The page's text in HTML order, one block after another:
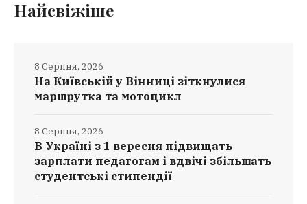
Найсвіжіше
На Київській у Вінниці зіткнулися
маршрутка та мотоцикл
8 Серпня, 2026
В Україні з 1 вересня підвищать
зарплати педагогам і вдвічі збільшать
студентські стипендії
8 Серпня, 2026